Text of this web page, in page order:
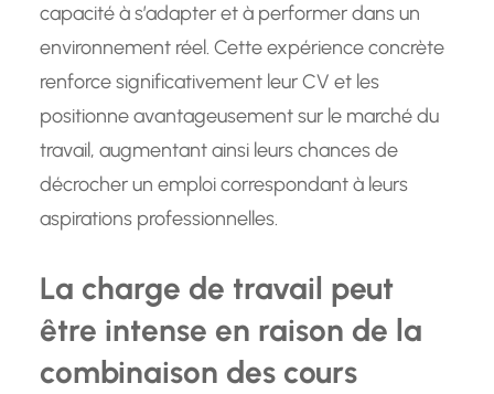
capacité à s’adapter et à performer dans un
environnement réel. Cette expérience concrète
renforce significativement leur CV et les
positionne avantageusement sur le marché du
travail, augmentant ainsi leurs chances de
décrocher un emploi correspondant à leurs
aspirations professionnelles.
La charge de travail peut
être intense en raison de la
combinaison des cours